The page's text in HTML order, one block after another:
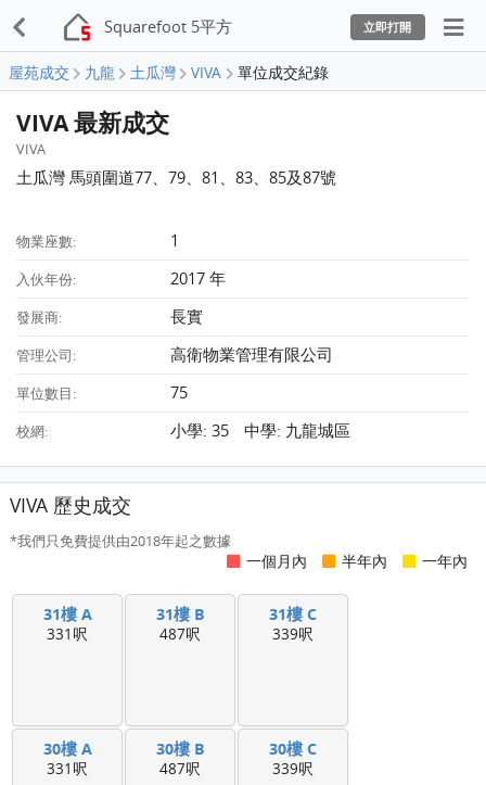
Squarefoot 5平方 立即打開
屋苑成交 九龍 土瓜灣 VIVA 單位成交紀錄
VIVA 最新成交
VIVA
土瓜灣 馬頭圍道77、79、81、83、85及87號
物業座數: 1
入伙年份: 2017 年
發展商: 長實
管理公司: 高衛物業管理有限公司
單位數目: 75
校網: 小學: 35 中學: 九龍城區
VIVA 歷史成交
*我們只免費提供由2018年起之數據
一個月內 半年內 一年內
31樓 A
331呎
31樓 B
487呎
31樓 C
339呎
30樓 A
331呎
30樓 B
487呎
30樓 C
339呎